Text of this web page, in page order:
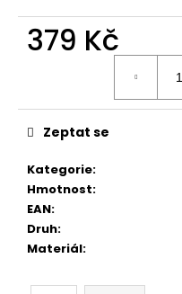
379 Kč
Kategorie:
Hmotnost:
EAN:
Druh:
Materiál:
Zeptat se
r
u
j
e
m
e
JOSERA
MEAT
BITES